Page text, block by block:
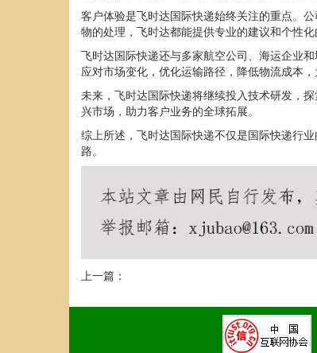
客户体验是飞时达国际快递始终关注的重点。
物的处理，飞时达都能提供专业的建议和个性化
飞时达国际快递还与多家航空公司、海运企业
应对市场变化，优化运输路径，降低物流成本，
未来，飞时达国际快递将继续投入技术研发，
兴市场，助力客户业务的全球拓展。
综上所述，飞时达国际快递不仅是国际快递行
路。
上一篇：